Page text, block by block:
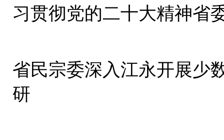
习贯彻党的二十大精神省
省民宗委深入江永开展少
研